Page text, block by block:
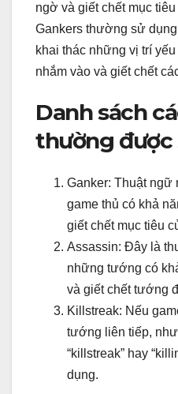
ngờ và giết chết mục
Gankers thường sử
khai thác những vị trí
nhắm vào và giết chết
Danh sách
thường được
Ganker: Thuật ngữ
game thủ có khả
giết chết mục tiêu
Assassin: Đây là
những tướng có
và giết chết tướng
Killstreak: Nếu
tướng liên tiếp,
“killstreak” hay
dụng.